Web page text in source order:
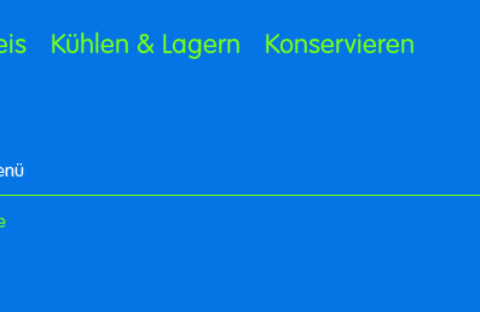
Kühlen & Lagern Konservieren